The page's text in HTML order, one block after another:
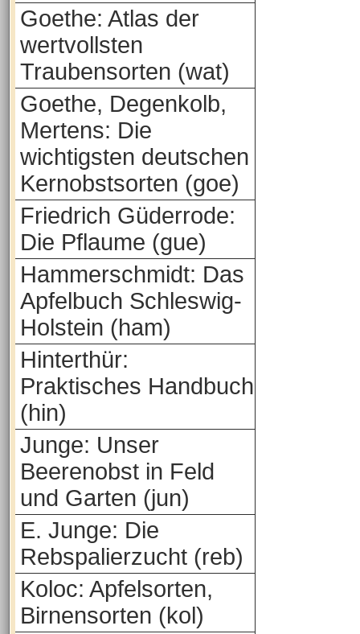
Goethe: Atlas der
wertvollsten
Traubensorten (wat)
Goethe, Degenkolb,
Mertens: Die
wichtigsten deutschen
Kernobstsorten (goe)
Friedrich Güderrode:
Die Pflaume (gue)
Hammerschmidt: Das
Apfelbuch Schleswig-
Holstein (ham)
Hinterthür:
Praktisches Handbuch
(hin)
Junge: Unser
Beerenobst in Feld
und Garten (jun)
E. Junge: Die
Rebspalierzucht (reb)
Koloc: Apfelsorten,
Birnensorten (kol)